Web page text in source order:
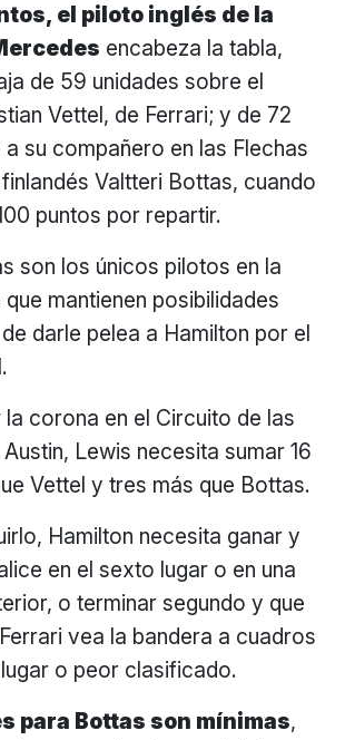
el piloto inglés de la
encabeza la tabla,
de 59 unidades sobre el
Vettel, de Ferrari; y de 72
su compañero en las Flechas
Valtteri Bottas, cuando
puntos por repartir.
son los únicos pilotos en la
mantienen posibilidades
darle pelea a Hamilton por el
corona en el Circuito de las
Lewis necesita sumar 16
Vettel y tres más que Bottas.
Hamilton necesita ganar y
en el sexto lugar o en una
o terminar segundo y que
vea la bandera a cuadros
o peor clasificado.
para Bottas son mínimas,